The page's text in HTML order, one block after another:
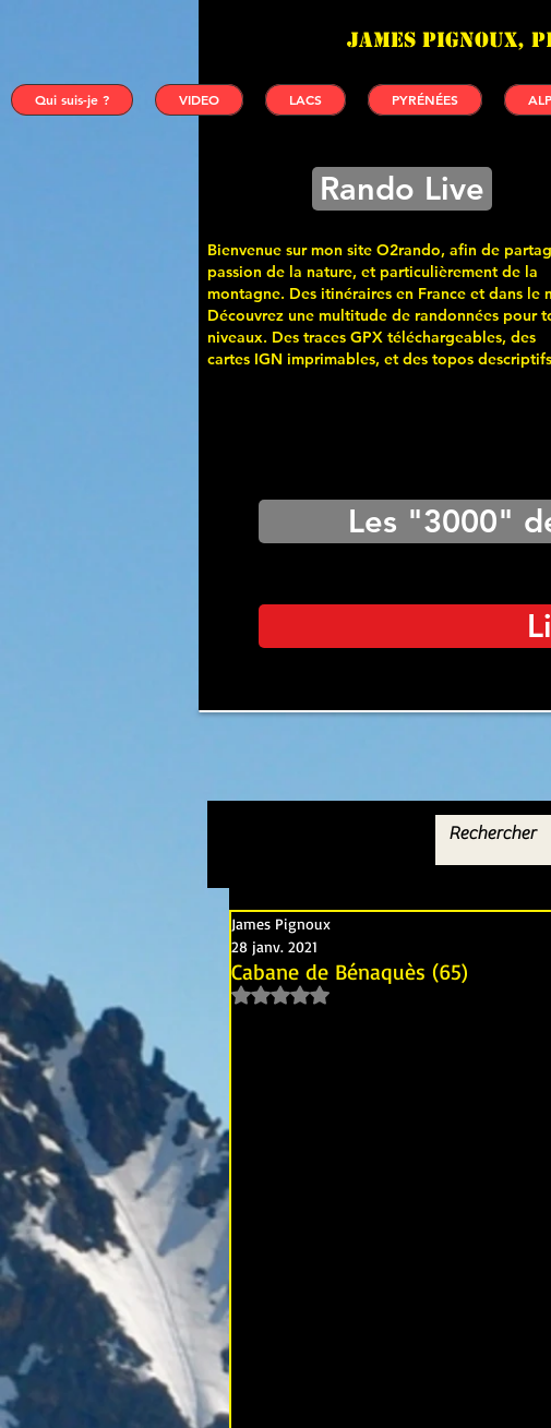
James
Qui suis-je ? VIDEO LACS PYRÉNÉES
Rando Live
Bienvenue sur mon site O2rando, afin de
passion de la nature, et particulièrement de la
montagne. Des itinéraires en France et dans le
Découvrez une multitude de randonnées pour
niveaux. Des traces GPX téléchargeables, des
cartes IGN imprimables, et des topos
Les "3000"
Cabane de Bénaquès (65)
James Pignoux
28 janv. 2021
Noté NaN étoiles sur 5.